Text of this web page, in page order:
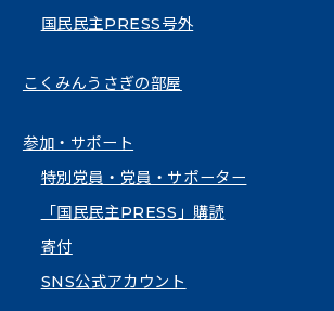
国民民主PRESS号外
こくみんうさぎの部屋
参加・サポート
特別党員・党員・サポーター
「国民民主PRESS」購読
寄付
SNS公式アカウント